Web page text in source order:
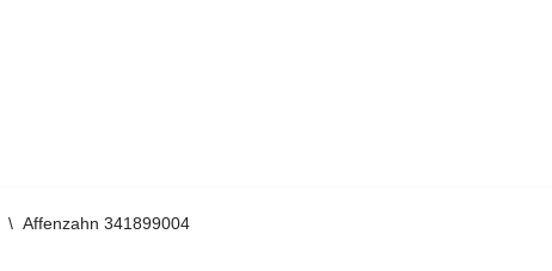
\ Affenzahn 341899004